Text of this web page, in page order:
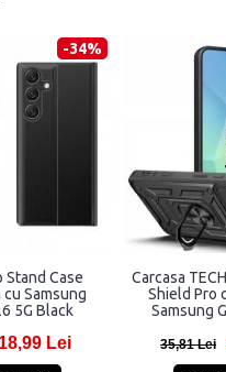
-46%
Carcasa Hybrid Armor
CamShield compatibila cu
Samsung Galaxy A26 5G Blue
23,99 Lei 12,99 Lei